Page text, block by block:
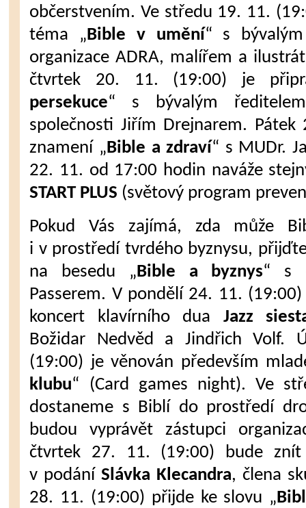
občerstvením. Ve středu 19. 11.
téma „Bible v umění“ s
organizace ADRA, malířem a
čtvrtek 20. 11. (19:00) je
persekuce“ s bývalým
společnosti Jiřím Drejnarem.
znamení „Bible a zdraví“ s MUDr.
22. 11. od 17:00 hodin naváže
START PLUS (světový program
Pokud Vás zajímá, zda může
i v prostředí tvrdého byznysu,
na besedu „Bible a byznys“ s
Passerem. V pondělí 24. 11.
koncert klavírního dua Jazz
Božidar Nedvěd a Jindřich Volf.
(19:00) je věnován především
klubu“ (Card games night). Ve
dostaneme s Biblí do prostředí
budou vyprávět zástupci
čtvrtek 27. 11. (19:00) bude
v podáníSlávka Klecandra, člena
28. 11. (19:00) přijde ke slovu „